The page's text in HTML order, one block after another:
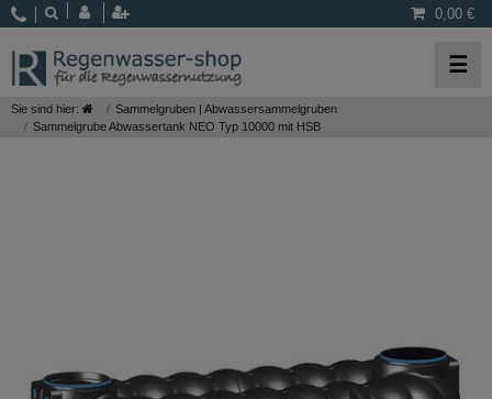
0,00 €
☰
Sie sind hier:
Sammelgruben | Abwassersammelgruben
Sammelgrube Abwassertank NEO Typ 10000 mit HSB